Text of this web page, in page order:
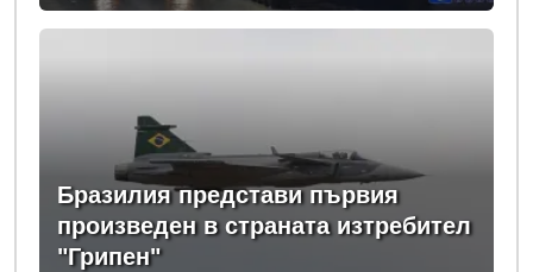
мащабно прекъсвания на
Бразилия представи първия
произведен в страната изтребител
"Грипен"